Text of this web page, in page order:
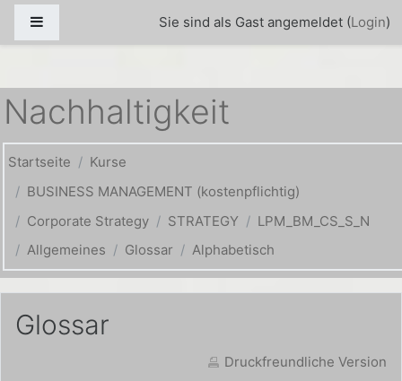
Zum Hauptinhalt
Website-ÜbersichtSie sind als Gast angemeldet (Login)
Nachhaltigkeit
Startseite
Kurse
BUSINESS MANAGEMENT (kostenpflichtig)
Corporate Strategy
STRATEGY
LPM_BM_CS_S_N
Allgemeines
Glossar Alphabetisch
Glossar
Druckfreundliche Version